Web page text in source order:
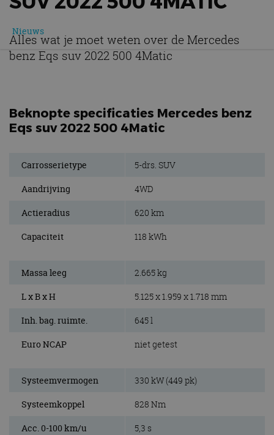
Nieuws
Alles wat je moet weten over de Mercedes
benz Eqs suv 2022 500 4Matic
Beknopte specificaties Mercedes benz
Eqs suv 2022 500 4Matic
Carrosserietype 5-drs. SUV
Aandrijving 4WD
Actieradius 620 km
Capaciteit 118 kWh
Massa leeg 2.665 kg
L x B x H 5.125 x 1.959 x 1.718 mm
Inh. bag. ruimte. 645 l
Euro NCAP niet getest
Systeemvermogen 330 kW (449 pk)
Systeemkoppel 828 Nm
Acc. 0-100 km/u 5,3 s